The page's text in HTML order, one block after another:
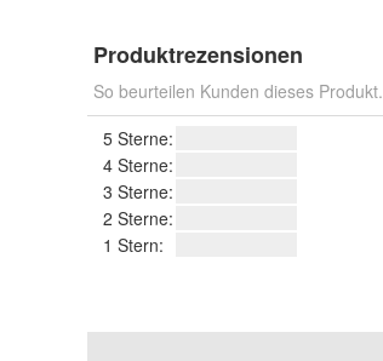
Produktrezensionen
So beurteilen Kunden dieses Produkt.
5 Sterne:
4 Sterne:
3 Sterne:
2 Sterne:
1 Stern: